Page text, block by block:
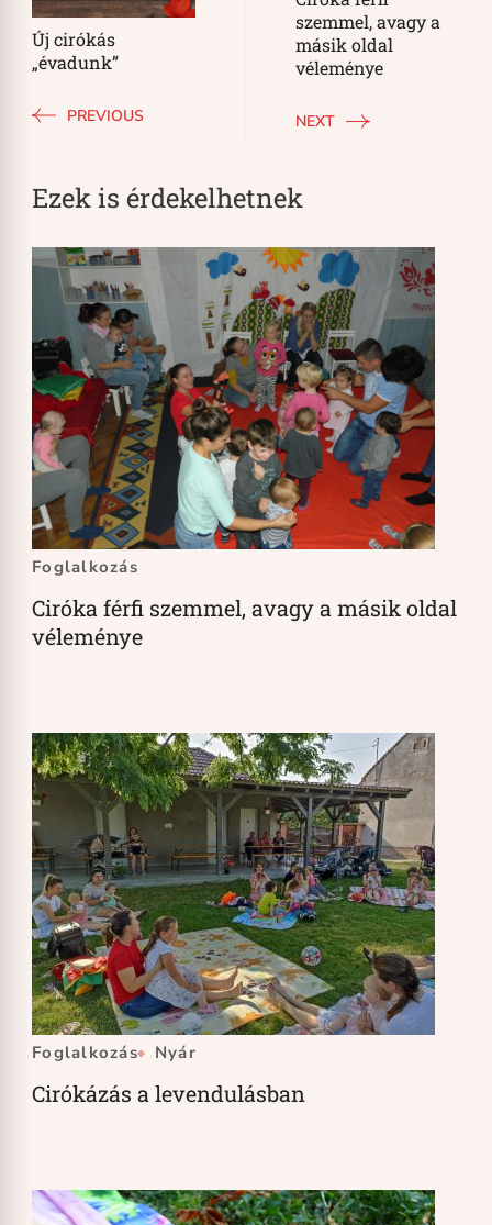
Új cirókás
„évadunk”
PREVIOUS
szemmel, avagy a
másik oldal
véleménye
NEXT
Ezek is érdekelhetnek
Foglalkozás
Ciróka férfi szemmel, avagy a másik oldal
véleménye
Foglalkozás Nyár
Cirókázás a levendulásban